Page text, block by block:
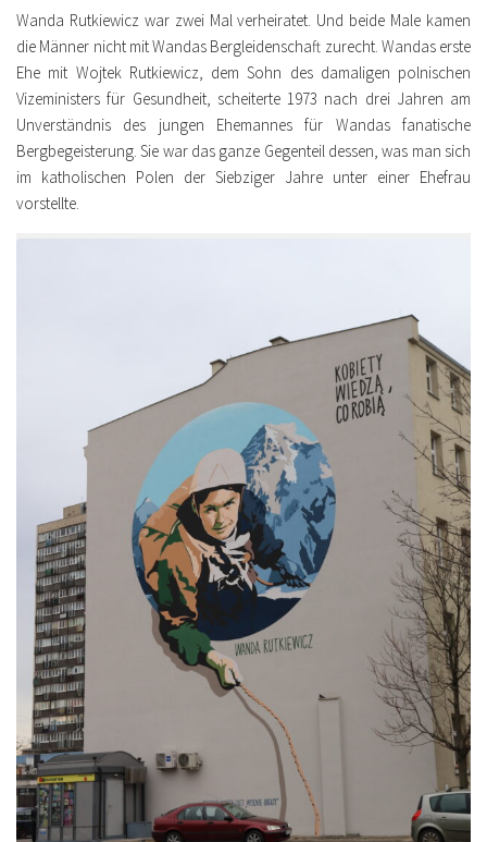
Wanda Rutkiewicz war zwei Mal verheiratet. Und beide Male kamen
die Männer nicht mit Wandas Bergleidenschaft zurecht. Wandas erste
Ehe mit Wojtek Rutkiewicz, dem Sohn des damaligen polnischen
Vizeministers für Gesundheit, scheiterte 1973 nach drei Jahren am
Unverständnis des jungen Ehemannes für Wandas fanatische
Bergbegeisterung. Sie war das ganze Gegenteil dessen, was man sich
im katholischen Polen der Siebziger Jahre unter einer Ehefrau
vorstellte.